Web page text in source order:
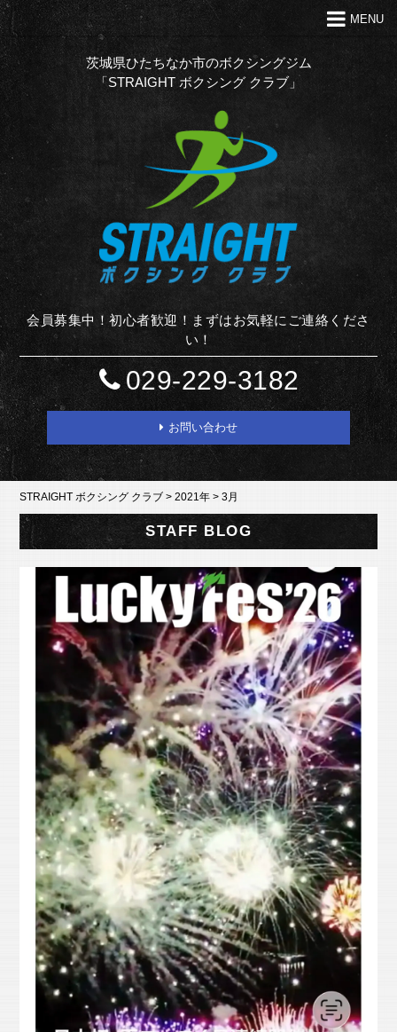
クラブの特徴
代表あいさつ
Ｑ＆Ａ
入会案内
お問い合わせ
お知らせ
STAFF BLOG
サイトマップ
MENU
茨城県ひたちなか市のボクシングジム
「STRAIGHT ボクシング クラブ」
会員募集中！初心者歓迎！まずはお気軽にご連絡くださ
い！
029-229-3182
お問い合わせ
STRAIGHT ボクシング クラブ >2021年 >3月
STAFF BLOG